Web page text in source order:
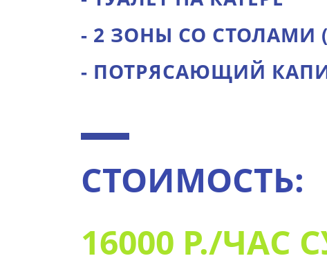
- 2 ЗОНЫ СО СТОЛАМИ
- ПОТРЯСАЮЩИЙ
СТОИМОСТЬ:
16000 Р./ЧАС